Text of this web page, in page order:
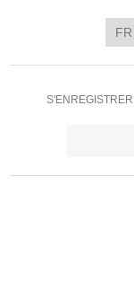
S'ENREGISTRER